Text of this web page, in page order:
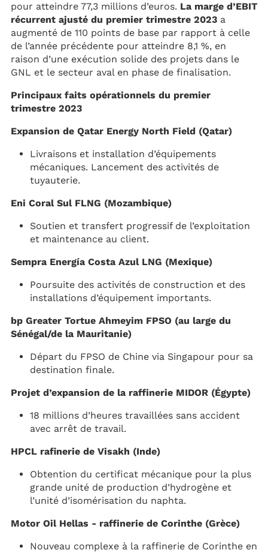
pour atteindre 77,3 millions d’euros. La marge d’EBIT
récurrent ajusté du premier trimestre 2023 a
augmenté de 110 points de base par rapport à celle
de l’année précédente pour atteindre 8,1 %, en
raison d’une exécution solide des projets dans le
GNL et le secteur aval en phase de finalisation.
Principaux faits opérationnels du premier
trimestre 2023
Expansion de Qatar Energy North Field (Qatar)
Livraisons et installation d’équipements
mécaniques. Lancement des activités de
tuyauterie.
Eni Coral Sul FLNG (Mozambique)
Soutien et transfert progressif de l’exploitation
et maintenance au client.
Sempra Energía Costa Azul LNG (Mexique)
Poursuite des activités de construction et des
installations d’équipement importants.
bp Greater Tortue Ahmeyim FPSO (au large du
Sénégal/de la Mauritanie)
Départ du FPSO de Chine via Singapour pour sa
destination finale.
Projet d’expansion de la raffinerie MIDOR (Égypte)
18 millions d’heures travaillées sans accident
avec arrêt de travail.
HPCL rafinerie de Visakh (Inde)
Obtention du certificat mécanique pour la plus
grande unité de production d’hydrogène et
l’unité d’isomérisation du naphta.
Motor Oil Hellas - raffinerie de Corinthe (Grèce)
Nouveau complexe à la raffinerie de Corinthe en